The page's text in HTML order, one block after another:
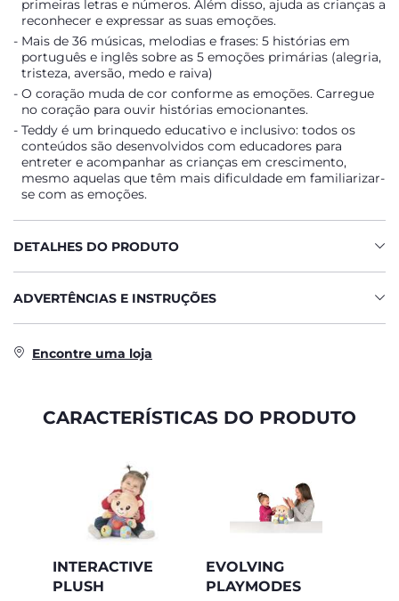
primeiras letras e números. Além disso, ajuda as crianças a
reconhecer e expressar as suas emoções.
Mais de 36 músicas, melodias e frases: 5 histórias em
português e inglês sobre as 5 emoções primárias (alegria,
tristeza, aversão, medo e raiva)
O coração muda de cor conforme as emoções. Carregue
no coração para ouvir histórias emocionantes.
Teddy é um brinquedo educativo e inclusivo: todos os
conteúdos são desenvolvidos com educadores para
entreter e acompanhar as crianças em crescimento,
mesmo aquelas que têm mais dificuldade em familiarizar-
se com as emoções.
DETALHES DO PRODUTO
ADVERTÊNCIAS E INSTRUÇÕES
Encontre uma loja
CARACTERÍSTICAS DO PRODUTO
INTERACTIVE
PLUSH
EVOLVING
PLAYMODES